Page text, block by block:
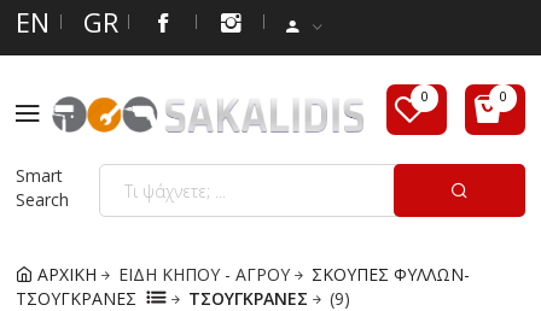
EN GR
Smart
Search
ΑΡΧΙΚΗ ΕΙΔΗ ΚΗΠΟΥ - ΑΓΡΟΥ
ΣΚΟΥΠΕΣ ΦΥΛΛΩΝ-
ΤΣΟΥΓΚΡΑΝΕΣ
ΤΣΟΥΓΚΡΑΝΕΣ (9)